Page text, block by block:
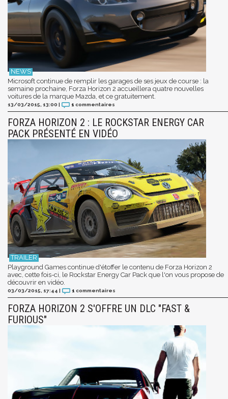
Microsoft continue de remplir les garages de ses jeux de course : la
semaine prochaine, Forza Horizon 2 accueillera quatre nouvelles
voitures de la marque Mazda, et ce gratuitement.
13/03/2015, 13:00 1 commentaires
FORZA HORIZON 2 : LE ROCKSTAR ENERGY CAR
PACK PRÉSENTÉ EN VIDÉO
Playground Games continue d'étoffer le contenu de Forza Horizon 2
avec, cette fois-ci, le Rockstar Energy Car Pack que l'on vous propose de
découvrir en vidéo.
03/03/2015, 17:44 1 commentaires
FORZA HORIZON 2 S'OFFRE UN DLC "FAST &
FURIOUS"